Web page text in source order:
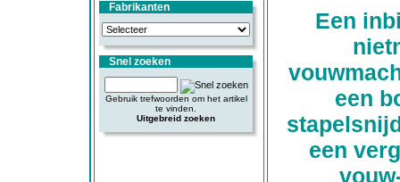
Fabrikanten
Snel zoeken
Gebruik trefwoorden om het artikel
te vinden.
Uitgebreid zoeken
Een
een
een